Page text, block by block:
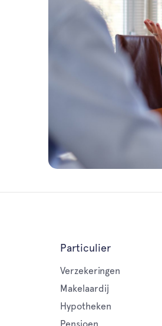
Particulier
Verzekeringen
Makelaardij
Hypotheken
Pensioen